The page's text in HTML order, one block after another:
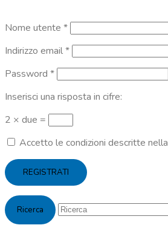
Nome utente *Richiesto
Indirizzo email*Richiesto
Password *Richiesto
Inserisci una risposta in cifre:
2 × due =
Accetto le condizioni descritte nella
REGISTRATI